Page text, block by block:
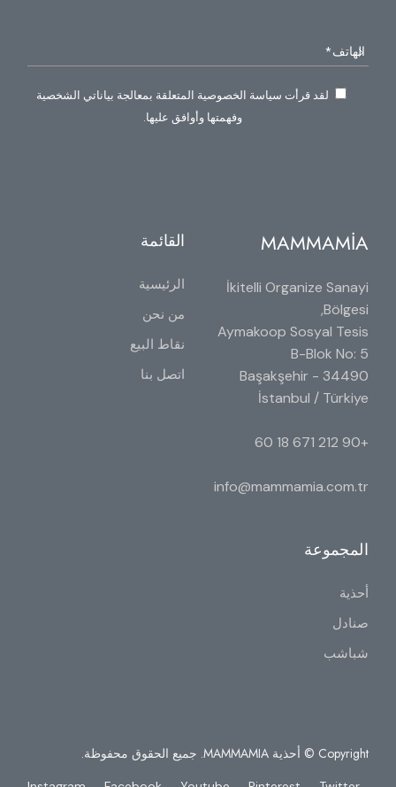
لقد قرأت سياسة الخصوصية المتعلقة بمعالجة بياناتي الشخصية
وفهمتها وأوافق عليها.
MAMMAMİA
İkitelli Organize Sanayi
Bölgesi,
Aymakoop Sosyal Tesis
B-Blok No: 5
34490 Başakşehir -
İstanbul / Türkiye
+90 212 671 18 60
info@mammamia.com.tr
القائمة
الرئيسية
من نحن
نقاط البيع
اتصل بنا
المجموعة
أحذية
صنادل
شباشب
Copyright © أحذية MAMMAMIA. جميع الحقوق محفوظة.